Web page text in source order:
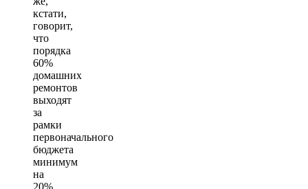
кстати,
говорит,
что
порядка
60%
домашних
ремонтов
выходят
за
рамки
первоначального
бюджета
минимум
на
20%.